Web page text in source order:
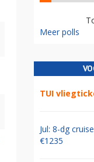
Meer polls
TUI
Jul: 8-dg
€1235